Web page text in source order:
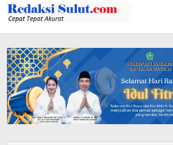
Lewati
ke
konten